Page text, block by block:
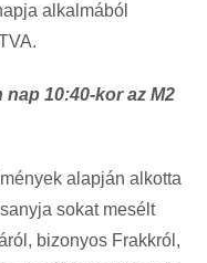
alkalmából
nap 10:40-kor az M2
alapján alkotta
sokat mesélt
bizonyos Frakkról,